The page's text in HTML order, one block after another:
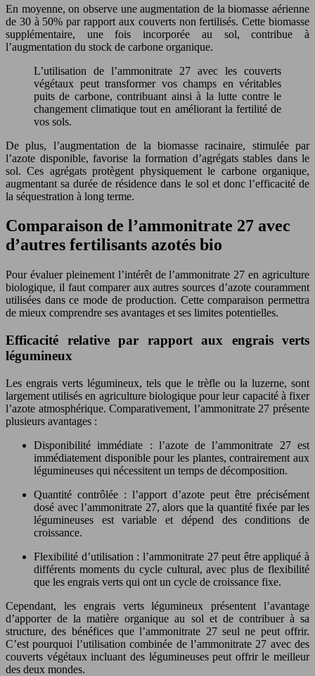
En moyenne, on observe une augmentation de la biomasse aérienne
de 30 à 50% par rapport aux couverts non fertilisés. Cette biomasse
supplémentaire, une fois incorporée au sol, contribue à
l’augmentation du stock de carbone organique.
L’utilisation de l’ammonitrate 27 avec les couverts
végétaux peut transformer vos champs en véritables
puits de carbone, contribuant ainsi à la lutte contre le
changement climatique tout en améliorant la fertilité de
vos sols.
De plus, l’augmentation de la biomasse racinaire, stimulée par
l’azote disponible, favorise la formation d’agrégats stables dans le
sol. Ces agrégats protègent physiquement le carbone organique,
augmentant sa durée de résidence dans le sol et donc l’efficacité de
la séquestration à long terme.
Comparaison de l’ammonitrate 27 avec
d’autres fertilisants azotés bio
Pour évaluer pleinement l’intérêt de l’ammonitrate 27 en agriculture
biologique, il faut comparer aux autres sources d’azote couramment
utilisées dans ce mode de production. Cette comparaison permettra
de mieux comprendre ses avantages et ses limites potentielles.
Efficacité relative par rapport aux engrais verts
légumineux
Les engrais verts légumineux, tels que le trèfle ou la luzerne, sont
largement utilisés en agriculture biologique pour leur capacité à fixer
l’azote atmosphérique. Comparativement, l’ammonitrate 27 présente
plusieurs avantages :
Disponibilité immédiate : l’azote de l’ammonitrate 27 est
immédiatement disponible pour les plantes, contrairement aux
légumineuses qui nécessitent un temps de décomposition.
Quantité contrôlée : l’apport d’azote peut être précisément
dosé avec l’ammonitrate 27, alors que la quantité fixée par les
légumineuses est variable et dépend des conditions de
croissance.
Flexibilité d’utilisation : l’ammonitrate 27 peut être appliqué à
différents moments du cycle cultural, avec plus de flexibilité
que les engrais verts qui ont un cycle de croissance fixe.
Cependant, les engrais verts légumineux présentent l’avantage
d’apporter de la matière organique au sol et de contribuer à sa
structure, des bénéfices que l’ammonitrate 27 seul ne peut offrir.
C’est pourquoi l’utilisation combinée de l’ammonitrate 27 avec des
couverts végétaux incluant des légumineuses peut offrir le meilleur
des deux mondes.